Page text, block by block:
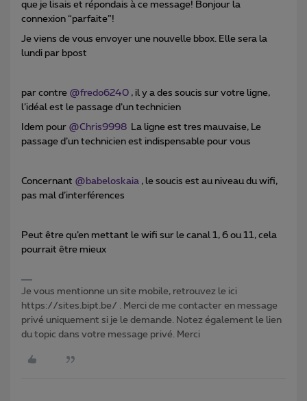
que je lisais et répondais à ce message! Bonjour la
connexion “parfaite”!
Je viens de vous envoyer une nouvelle bbox. Elle sera la
lundi par bpost
par contre @fredo6240 , il y a des soucis sur votre ligne,
l’idéal est le passage d’un technicien
Idem pour @Chris9998 La ligne est tres mauvaise, Le
passage d’un technicien est indispensable pour vous
Concernant @babeloskaia , le soucis est au niveau du wifi,
pas mal d’interférences
Peut être qu’en mettant le wifi sur le canal 1, 6 ou 11, cela
pourrait être mieux
Je vous mentionne un site mobile, retrouvez le ici
https://sites.bipt.be/ . Merci de me contacter en message
privé uniquement si je le demande. Notez également le lien
du topic dans votre message privé. Merci